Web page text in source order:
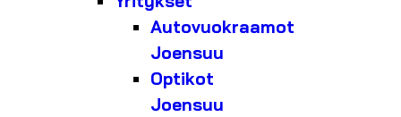
Autovuokraamot
Joensuu
Optikot
Joensuu